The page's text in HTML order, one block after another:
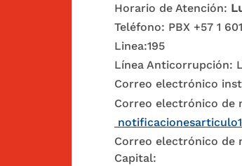
Horario de Atención:
Teléfono: PBX +57 1
Linea:195
Línea Anticorrupción:
Correo electrónico
Correo electrónico de
Correo electrónico de
Capital: